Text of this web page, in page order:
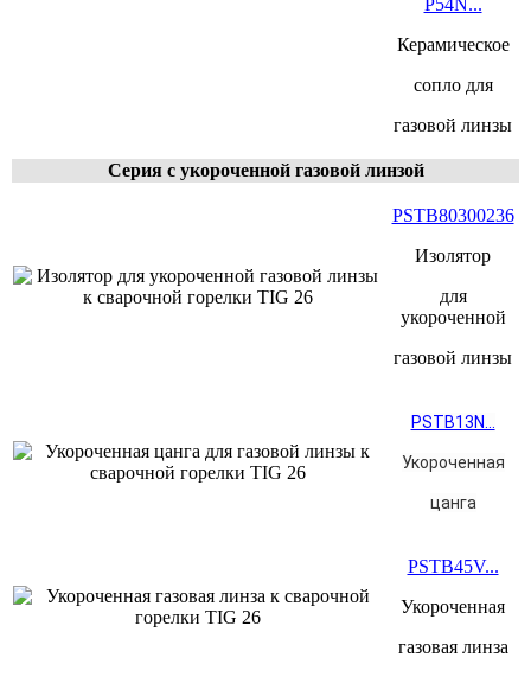
P54N...
Керамическое
сопло для
газовой линзы
Серия с укороченной газовой линзой
PSTB80300236
Изолятор
для
укороченной
газовой линзы
PSTB13N...
Укороченная
цанга
PSTB45V...
Укороченная
газовая линза